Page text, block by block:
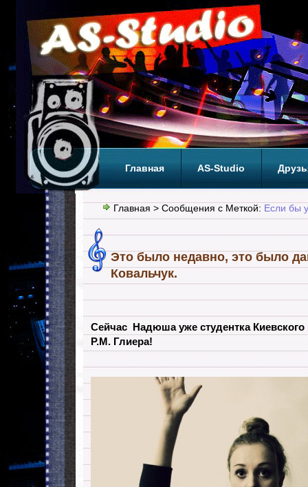
Главная AS-Studio
Теги ТОП
Главная > Сообщения с Меткой: Если бы
Это было недавно, это было
Ковальчук.
Сейчас Надюша уже студентка Киевского
Р.М. Глиера!